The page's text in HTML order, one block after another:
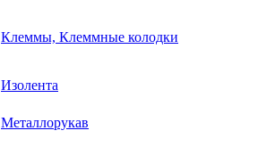
Клеммы, Клеммные колодки
Изолента
Металлорукав